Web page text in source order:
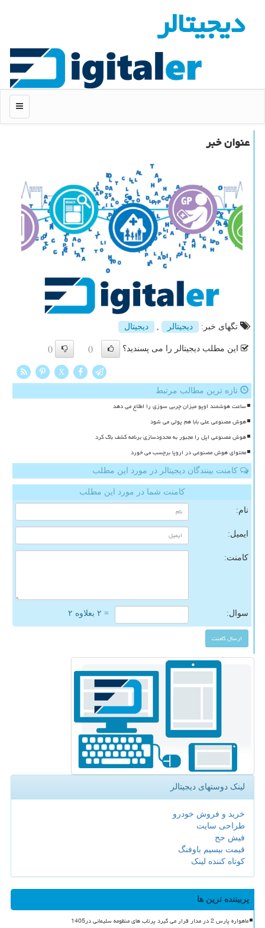
دیجیتالر
منو
عنوان خبر
تگهای خبر: دیجیتالر دیجیتال
این مطلب دیجیتالر را می پسندید؟ ()
()
X
تازه ترین مطالب مرتبط
ساعت هوشمند اوپو میزان چربی سوزی را اطلاع می دهد
هوش مصنوعی علی بابا هم پولی می شود
هوش مصنوعی اپل را مجبور به محدودسازی برنامه کشف باگ کرد
محتوای هوش مصنوعی در اروپا برچسب می خورد
کامنت بینندگان دیجیتالر در مورد این مطلب
کامنت شما در مورد این مطلب
نام:
ایمیل:
کامنت:
سوال: = ۲ بعلاوه ۲
لینک دوستهای دیجیتالر
خرید و فروش خودرو
طراحی سایت
فیش حج
قیمت بیسیم باوفنگ
کوتاه کننده لینک
پربیننده ترین ها
ماهواره پارس 2 در مدار قرار می گیرد پرتاب های منظومه سلیمانی در1405